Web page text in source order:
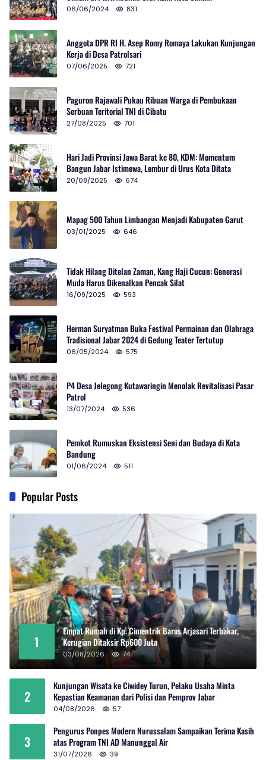
06/06/2024 831
Anggota DPR RI H. Asep Romy Romaya Lakukan Kunjungan
Kerja di Desa Patrolsari
07/06/2025 721
Paguron Rajawali Pukau Ribuan Warga di Pembukaan
Serbuan Teritorial TNI di Cibatu
27/08/2025 701
Hari Jadi Provinsi Jawa Barat ke 80, KDM: Momentum
Bangun Jabar Istimewa, Lembur di Urus Kota Ditata
20/08/2025 674
Mapag 500 Tahun Limbangan Menjadi Kabupaten Garut
03/01/2025 646
Tidak Hilang Ditelan Zaman, Kang Haji Cucun: Generasi
Muda Harus Dikenalkan Pencak Silat
16/09/2025 593
Herman Suryatman Buka Festival Permainan dan Olahraga
Tradisional Jabar 2024 di Gedung Teater Tertutup
06/05/2024 575
P4 Desa Jelegong Kutawaringin Menolak Revitalisasi Pasar
Patrol
13/07/2024 536
Pemkot Rumuskan Eksistensi Seni dan Budaya di Kota
Bandung
01/06/2024 511
Popular Posts
1
Empat Rumah di Kp. Cimentrik Baros Arjasari Terbakar,
Kerugian Ditaksir Rp600 Juta
03/08/2026 74
2
Kunjungan Wisata ke Ciwidey Turun, Pelaku Usaha Minta
Kepastian Keamanan dari Polisi dan Pemprov Jabar
04/08/2026 57
3
Pengurus Ponpes Modern Nurussalam Sampaikan Terima Kasih
atas Program TNI AD Manunggal Air
31/07/2026 39